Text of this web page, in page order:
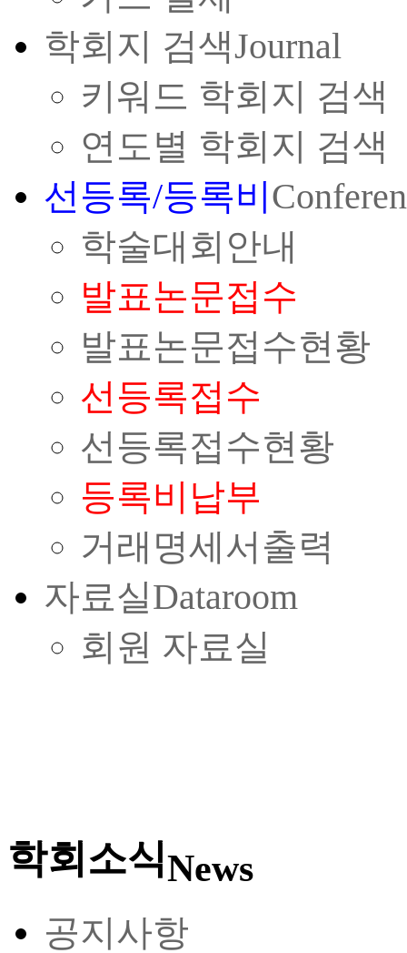
학회지 검색Journal
키워드 학회지 검색
연도별 학회지 검색
선등록/등록비
학술대회안내
발표논문접수
발표논문접수현황
선등록접수
선등록접수현황
등록비납부
거래명세서출력
자료실Dataroom
회원 자료실
학회소식News
공지사항